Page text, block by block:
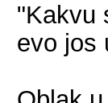
"Kakvu
evo jos